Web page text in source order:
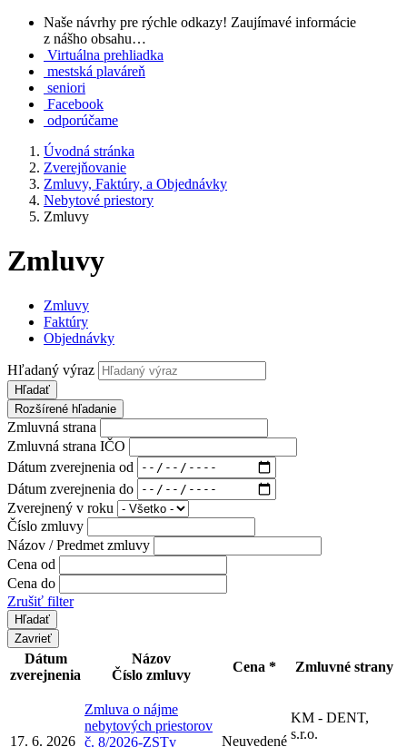
Naše návrhy pre rýchle odkazy! Zaujímavé informácie
z nášho obsahu…
Virtuálna prehliadka
mestská plaváreň
seniori
Facebook
odporúčame
Úvodná stránka
Zverejňovanie
Zmluvy, Faktúry, a Objednávky
Nebytové priestory
Zmluvy
Zmluvy
Zmluvy
Faktúry
Objednávky
Hľadaný výraz
Hľadať
Rozšírené hľadanie
Zmluvná strana
Zmluvná strana IČO
Dátum zverejnenia od
Dátum zverejnenia do
Zverejnený v roku
Číslo zmluvy
Názov / Predmet zmluvy
Cena od
Cena do
Zrušiť filter
Zavrieť
Dátum
zverejnenia
Názov
Číslo zmluvy
Cena * Zmluvné strany
17. 6. 2026
Zmluva o nájme
nebytových priestorov
č. 8/2026-ZSTv
Neuvedené
KM - DENT,
s.r.o.